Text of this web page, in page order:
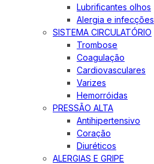
Lubrificantes olhos
Alergia e infecções
SISTEMA CIRCULATÓRIO
Trombose
Coagulação
Cardiovasculares
Varizes
Hemorróidas
PRESSÃO ALTA
Antihipertensivo
Coração
Diuréticos
ALERGIAS E GRIPE